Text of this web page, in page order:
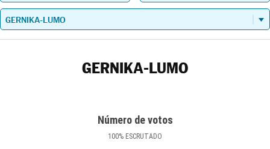
GERNIKA-LUMO
Número de votos
100% ESCRUTADO